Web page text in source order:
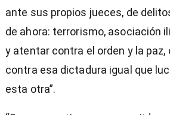
ante sus propios jueces, de
de ahora: terrorismo, asociación
y atentar contra el orden y la paz,
contra esa dictadura igual que
esta otra”.